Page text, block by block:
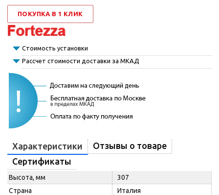
ПОКУПКА В 1 КЛИК
Стоимость установки
Рассчет стоимости доставки за МКАД
Характеристики
Отзывы о товаре
Сертификаты
Высота, мм
307
Страна
Италия